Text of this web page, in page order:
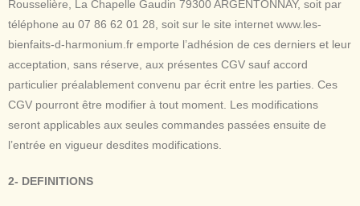
Rousselière, La Chapelle Gaudin 79300 ARGENTONNAY, soit par
téléphone au 07 86 62 01 28, soit sur le site internet www.les-
bienfaits-d-harmonium.fr emporte l’adhésion de ces derniers et leur
acceptation, sans réserve, aux présentes CGV sauf accord
particulier préalablement convenu par écrit entre les parties. Ces
CGV pourront être modifier à tout moment. Les modifications
seront applicables aux seules commandes passées ensuite de
l’entrée en vigueur desdites modifications.
2- DEFINITIONS